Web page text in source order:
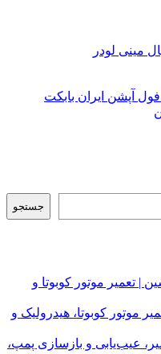
مینی لودر
جستجو
| تعمیر موتور کوبوتا و
موتور کوبوتا، هیدرولیک و
عیب‌یابی و بازسازی پمپ،